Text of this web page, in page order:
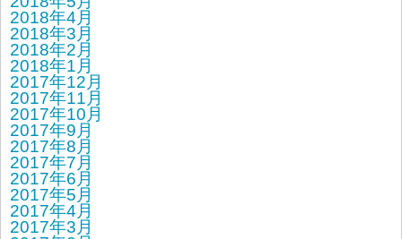
2018年4月
2018年3月
2018年2月
2018年1月
2017年12月
2017年11月
2017年10月
2017年9月
2017年8月
2017年7月
2017年6月
2017年5月
2017年4月
2017年3月